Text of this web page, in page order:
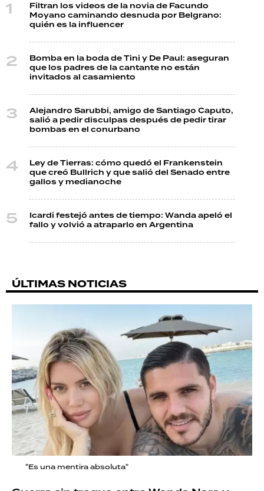
Filtran los videos de la novia de Facundo
Moyano caminando desnuda por Belgrano:
quién es la influencer
Bomba en la boda de Tini y De Paul: aseguran
que los padres de la cantante no están
invitados al casamiento
Alejandro Sarubbi, amigo de Santiago Caputo,
salió a pedir disculpas después de pedir tirar
bombas en el conurbano
Ley de Tierras: cómo quedó el Frankenstein
que creó Bullrich y que salió del Senado entre
gallos y medianoche
Icardi festejó antes de tiempo: Wanda apeló el
fallo y volvió a atraparlo en Argentina
ÚLTIMAS NOTICIAS
"Es una mentira absoluta"